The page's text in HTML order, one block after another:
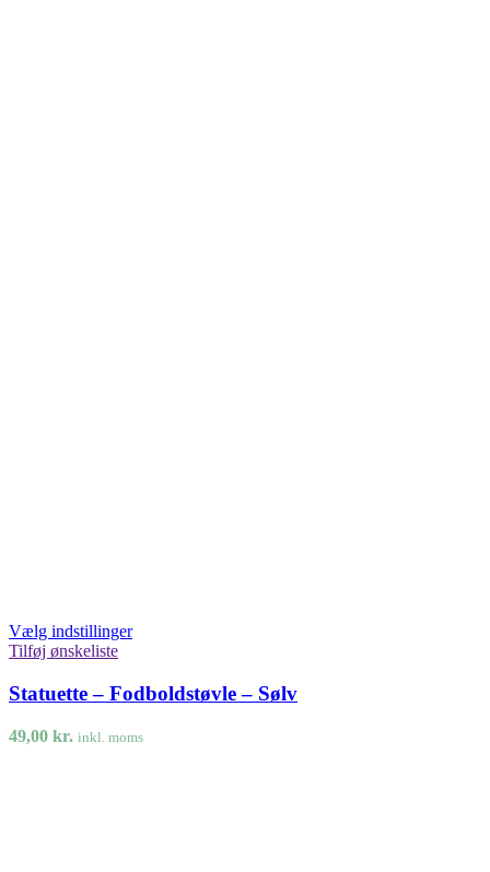
Vælg indstillinger
Tilføj ønskeliste
Statuette – Fodboldstøvle – Sølv
49,00 kr. inkl. moms